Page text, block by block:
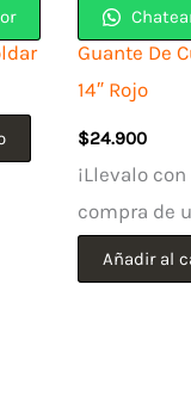
Guante De
14″ Rojo
$24.900
¡Llevalo
compra de
Añadir al